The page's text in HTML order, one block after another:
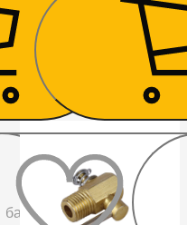
506
бажаного